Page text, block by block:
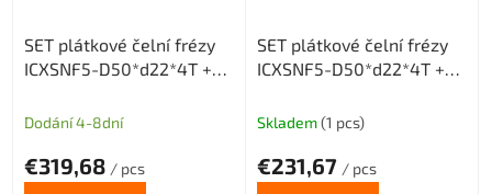
SET plátkové čelní frézy
ICXSNF5-D50*d22*4T +
Dodání 4-8dní
€319,68 / pcs
SET plátkové čelní frézy
ICXSNF5-D50*d22*4T +
Skladem(1 pcs)
€231,67 / pcs